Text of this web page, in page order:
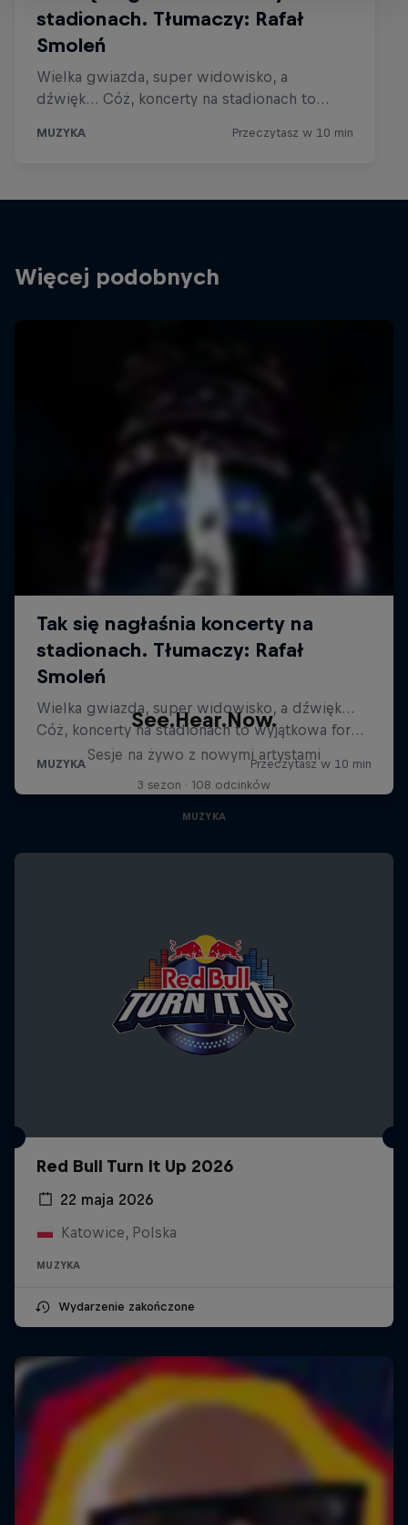
Więcej podobnych
See.Hear.Now.
Sesje na żywo z nowymi artystami
3 sezon · 108 odcinków
MUZYKA
Red Bull Turn It Up 2026
22 maja 2026
Katowice, Polska
MUZYKA
Wydarzenie zakończone